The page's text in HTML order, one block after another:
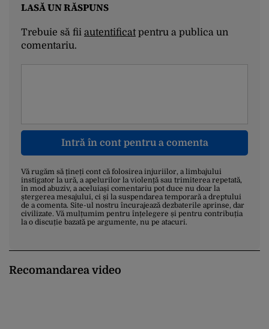
LASĂ UN RĂSPUNS
Trebuie să fii autentificatpentru a publica un
comentariu.
Intră în cont pentru a comenta
Vă rugăm să țineți cont că folosirea injuriilor, a limbajului
instigator la ură, a apelurilor la violență sau trimiterea repetată,
în mod abuziv, a aceluiași comentariu pot duce nu doar la
ștergerea mesajului, ci și la suspendarea temporară a dreptului
de a comenta. Site-ul nostru încurajează dezbaterile aprinse, dar
civilizate. Vă mulțumim pentru înțelegere și pentru contribuția
la o discuție bazată pe argumente, nu pe atacuri.
Recomandarea video